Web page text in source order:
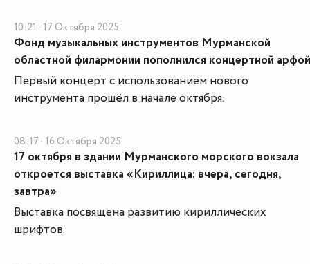
10:21 · 17 Октября 2025
Фонд музыкальных инструментов Мурманской
областной филармонии пополнился концертной арфой
Первый концерт с использованием нового
инструмента прошёл в начале октября.
08:17 · 16 Октября 2025
17 октября в здании Мурманского морского вокзала
откроется выставка «Кириллица: вчера, сегодня,
завтра»
Выставка посвящена развитию кириллических
шрифтов.